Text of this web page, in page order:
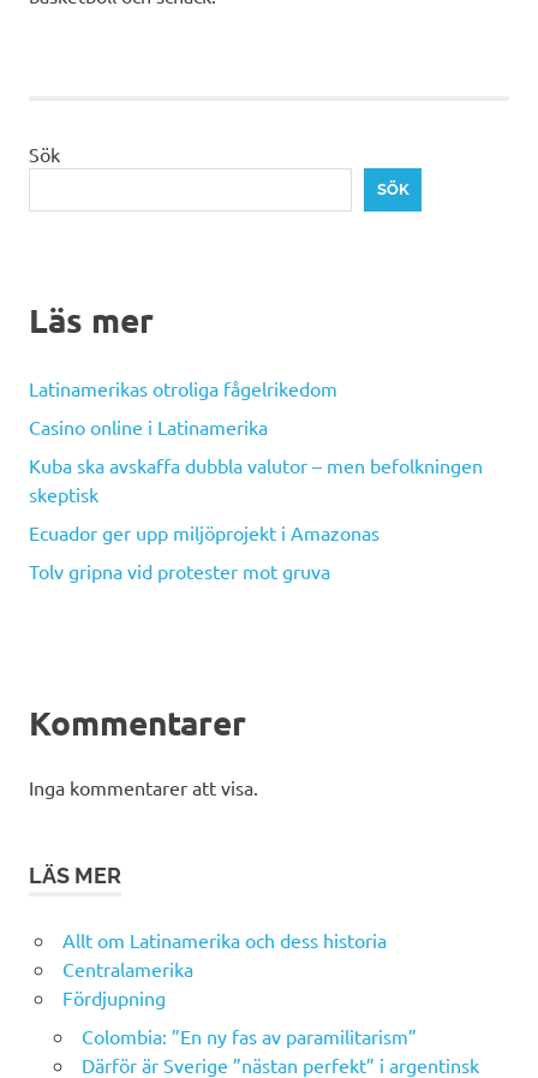
Sök
SÖK
Läs mer
Latinamerikas otroliga fågelrikedom
Casino online i Latinamerika
Kuba ska avskaffa dubbla valutor – men befolkningen
skeptisk
Ecuador ger upp miljöprojekt i Amazonas
Tolv gripna vid protester mot gruva
Kommentarer
Inga kommentarer att visa.
LÄS MER
Allt om Latinamerika och dess historia
Centralamerika
Fördjupning
Colombia: ”En ny fas av paramilitarism”
Därför är Sverige ”nästan perfekt” i argentinsk